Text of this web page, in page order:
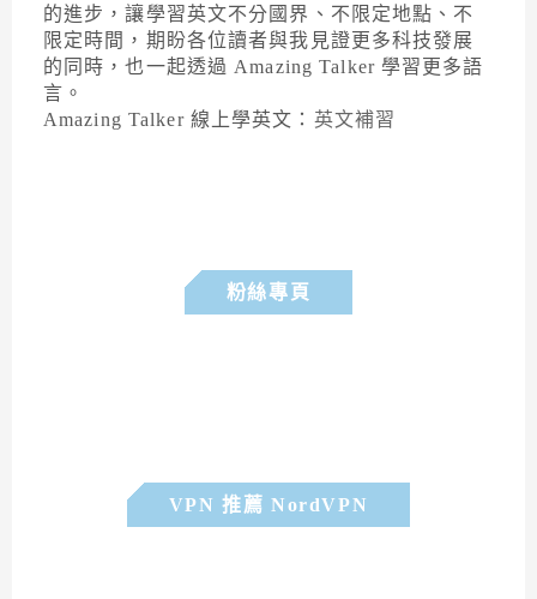
的進步，讓學習英文不分國界、不限定地點、不
限定時間，期盼各位讀者與我見證更多科技發展
的同時，也一起透過 Amazing Talker 學習更多語
言。
Amazing Talker 線上學英文： 英文補習
粉絲專頁
VPN 推薦 NordVPN